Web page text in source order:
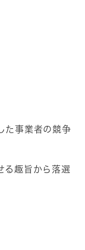
事業者の競争
趣旨から落選